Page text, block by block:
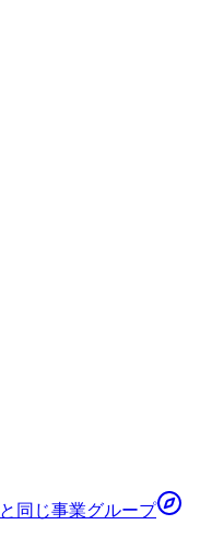
と同じ事業グループ